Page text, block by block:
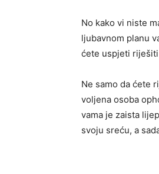
No kako vi niste
ljubavnom planu
ćete uspjeti
Ne samo da ćete
voljena osoba
vama je zaista
svoju sreću, a